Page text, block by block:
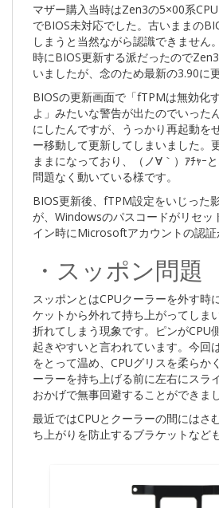
マザー購入当時はZen3の5×00系
でBIOS未対応でした。古いままの
しまうと当然ながら認識できません
時にBIOS更新する派だったので
いましたが、念のため最新の3.90に
BIOSの更新画面で「fTPMは無効化
よ」みたいな警告が出たのでいった
にしたんですが、うっかり再起動を
ー移動して更新してしまいました。
ままになっており、（ノ∀｀）ｱﾁｬｰ
問題なく動いている様です。
BIOS更新後、fTPM設定をいじった
が、Windowsのパスコードがリセッ
イン時にMicrosoftアカウントの認証
・スッポン問題
スッポンとはCPUクーラーを外す時
ケットから外れて持ち上がってしま
折れてしまう現象です。ピンがCPU
起きやすいと言われています。今回
をとって温め、CPUグリスを柔らか
ーラーを持ち上げる前に左右にスラ
おかげで無事回避することができまし
最近ではCPUとクーラーの間にはさ
ち上がりを防止するブラケットなど